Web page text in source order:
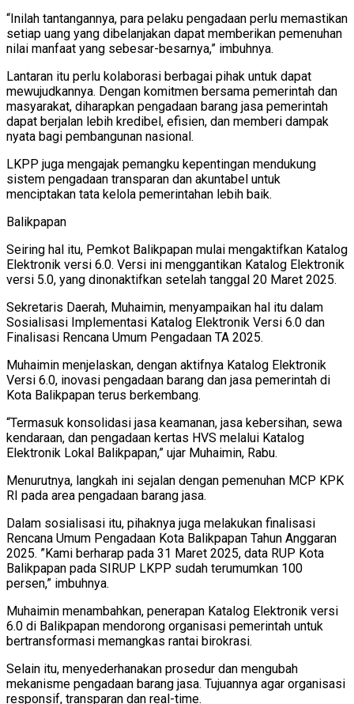
“Inilah tantangannya, para pelaku pengadaan perlu memastikan
setiap uang yang dibelanjakan dapat memberikan pemenuhan
nilai manfaat yang sebesar-besarnya,” imbuhnya.
Lantaran itu perlu kolaborasi berbagai pihak untuk dapat
mewujudkannya. Dengan komitmen bersama pemerintah dan
masyarakat, diharapkan pengadaan barang jasa pemerintah
dapat berjalan lebih kredibel, efisien, dan memberi dampak
nyata bagi pembangunan nasional.
LKPP juga mengajak pemangku kepentingan mendukung
sistem pengadaan transparan dan akuntabel untuk
menciptakan tata kelola pemerintahan lebih baik.
Balikpapan
Seiring hal itu, Pemkot Balikpapan mulai mengaktifkan Katalog
Elektronik versi 6.0. Versi ini menggantikan Katalog Elektronik
versi 5.0, yang dinonaktifkan setelah tanggal 20 Maret 2025.
Sekretaris Daerah, Muhaimin, menyampaikan hal itu dalam
Sosialisasi Implementasi Katalog Elektronik Versi 6.0 dan
Finalisasi Rencana Umum Pengadaan TA 2025.
Muhaimin menjelaskan, dengan aktifnya Katalog Elektronik
Versi 6.0, inovasi pengadaan barang dan jasa pemerintah di
Kota Balikpapan terus berkembang.
“Termasuk konsolidasi jasa keamanan, jasa kebersihan, sewa
kendaraan, dan pengadaan kertas HVS melalui Katalog
Elektronik Lokal Balikpapan,” ujar Muhaimin, Rabu.
Menurutnya, langkah ini sejalan dengan pemenuhan MCP KPK
RI pada area pengadaan barang jasa.
Dalam sosialisasi itu, pihaknya juga melakukan finalisasi
Rencana Umum Pengadaan Kota Balikpapan Tahun Anggaran
2025. ”Kami berharap pada 31 Maret 2025, data RUP Kota
Balikpapan pada SIRUP LKPP sudah terumumkan 100
persen,” imbuhnya.
Muhaimin menambahkan, penerapan Katalog Elektronik versi
6.0 di Balikpapan mendorong organisasi pemerintah untuk
bertransformasi memangkas rantai birokrasi.
Selain itu, menyederhanakan prosedur dan mengubah
mekanisme pengadaan barang jasa. Tujuannya agar organisasi
responsif, transparan dan real-time.